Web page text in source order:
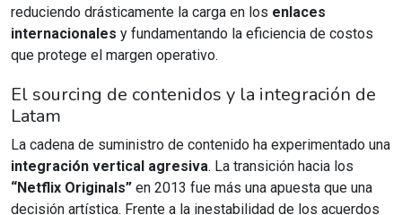
reduciendo drásticamente la carga en los enlaces
internacionales y fundamentando la eficiencia de costos
que protege el margen operativo.
El sourcing de contenidos y la integración de
Latam
La cadena de suministro de contenido ha experimentado una
integración vertical agresiva. La transición hacia los
“Netflix Originals” en 2013 fue más una apuesta que una
decisión artística. Frente a la inestabilidad de los acuerdos